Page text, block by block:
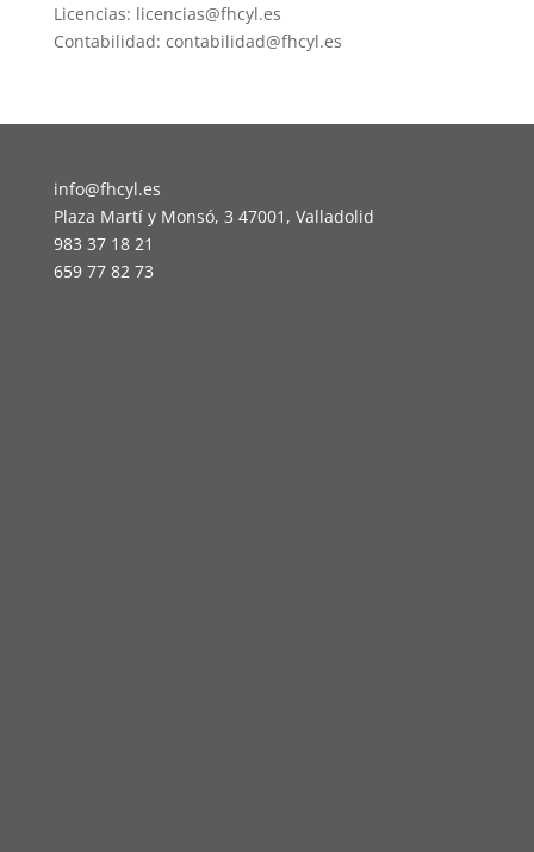
Licencias: licencias@fhcyl.es
Contabilidad: contabilidad@fhcyl.es
info@fhcyl.es
Plaza Martí y Monsó, 3 47001, Valladolid
983 37 18 21
659 77 82 73